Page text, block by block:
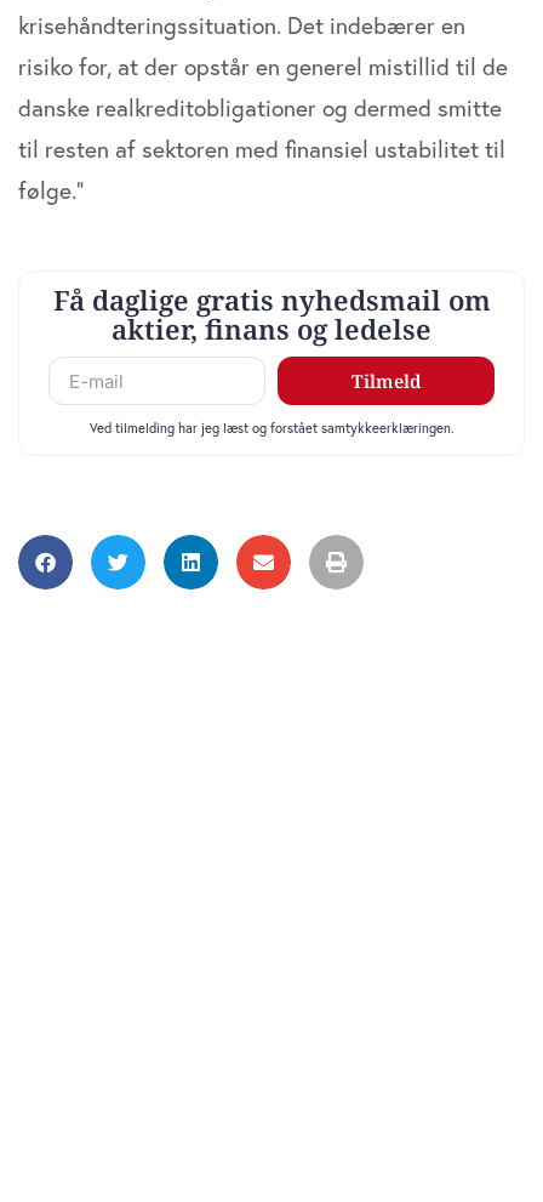
krisehåndteringssituation. Det indebærer en
risiko for, at der opstår en generel mistillid til de
danske realkreditobligationer og dermed smitte
til resten af sektoren med finansiel ustabilitet til
følge.”